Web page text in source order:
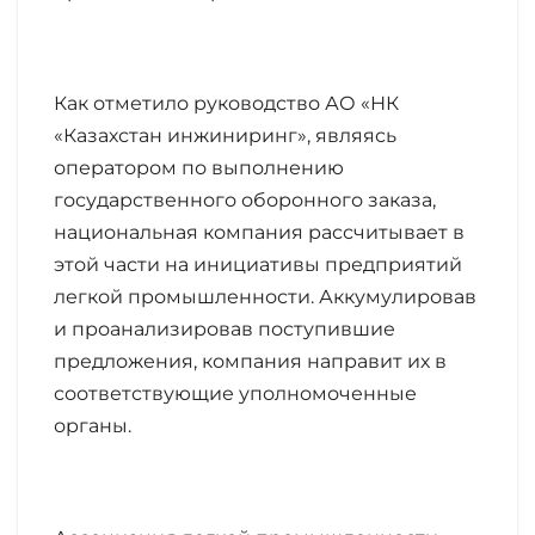
Как отметило руководство АО «НК
«Казахстан инжиниринг», являясь
оператором по выполнению
государственного оборонного заказа,
национальная компания рассчитывает в
этой части на инициативы предприятий
легкой промышленности. Аккумулировав
и проанализировав поступившие
предложения, компания направит их в
соответствующие уполномоченные
органы.